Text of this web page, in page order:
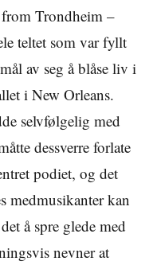
Trondheim –
teltet som var fyllt
av seg å blåse liv i
i New Orleans.
selvfølgelig med
dessverre forlate
podiet, og det
medmusikanter kan
å spre glede med
nevner at